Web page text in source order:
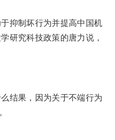
抑制坏行为并提高中国机
研究科技政策的唐力说，
结果，因为关于不端行为